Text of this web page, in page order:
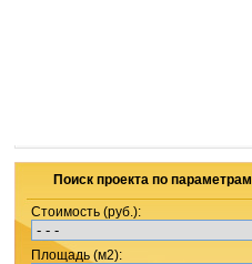
Поиск проекта по параметрам
Стоимость (руб.):
Площадь (м2):